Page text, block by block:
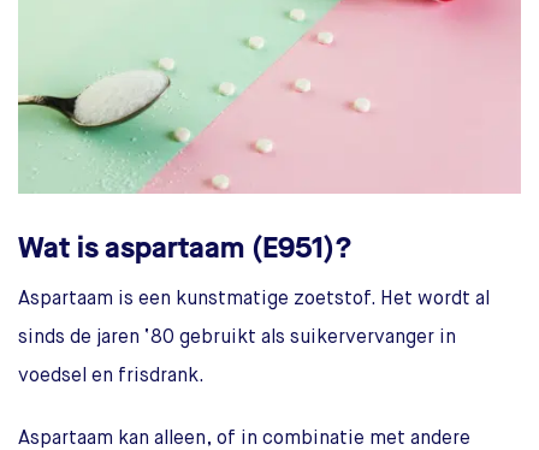
Wat is aspartaam (E951)?
Aspartaam is een kunstmatige zoetstof. Het wordt al
sinds de jaren ‘80 gebruikt als suikervervanger in
voedsel en frisdrank.
Aspartaam kan alleen, of in combinatie met andere